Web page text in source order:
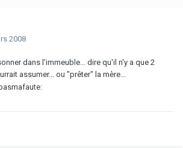
2008
dans l'immeuble... dire qu'il n'y a que 2
assumer... ou "prêter" la mère...